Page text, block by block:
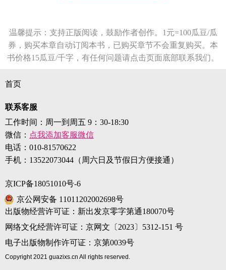
温馨提示：支持正版阅读，鼓励作者创作。1元=100瓜豆/瓜
券，购买本章自动订阅本书，已购买章节不会重复购买。本
书价格15瓜豆/千字，有任何问题请点击页面底部联系我们。
首页
联系客服
工作时间：周一到周五 9：30-18:30
微信： 点我添加客服微信
电话： 010-81570622
手机： 13522073044（周六日及节假日方便接通）
京ICP备18051010号-6
京公网安备 11011202002698号
出版物经营许可证：新出发京零字第通180070号
网络文化经营许可证：京网文〔2023〕5312-151 号
电子出版物制作许可证：京第0039号
Copyright 2021 guazixs.cn All rights reserved.